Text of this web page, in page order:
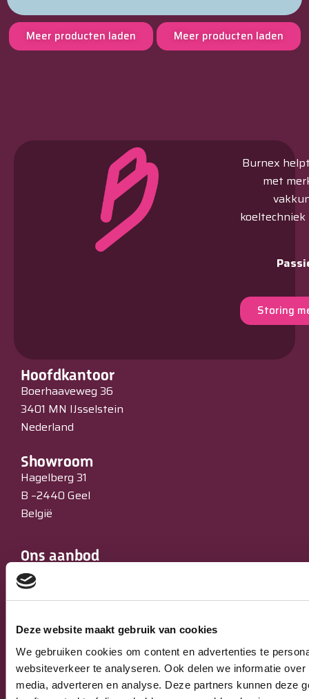
Deze website maakt gebruik van cookies
We gebruiken cookies om content en advertenties te
websiteverkeer te analyseren. Ook delen we informatie
media, adverteren en analyse. Deze partners kunnen deze
Meer producten laden Meer producten laden
Burnex
met
Storing
Hoofdkantoor
Boerhaaveweg 36
3401 MN IJsselstein
Nederland
Showroom
Hagelberg 31
B –2440 Geel
België
Ons aanbod
Ovens
Koeltechniek
IJssalons
Verkoopautomaten
Occasions
Service & Onderhoud